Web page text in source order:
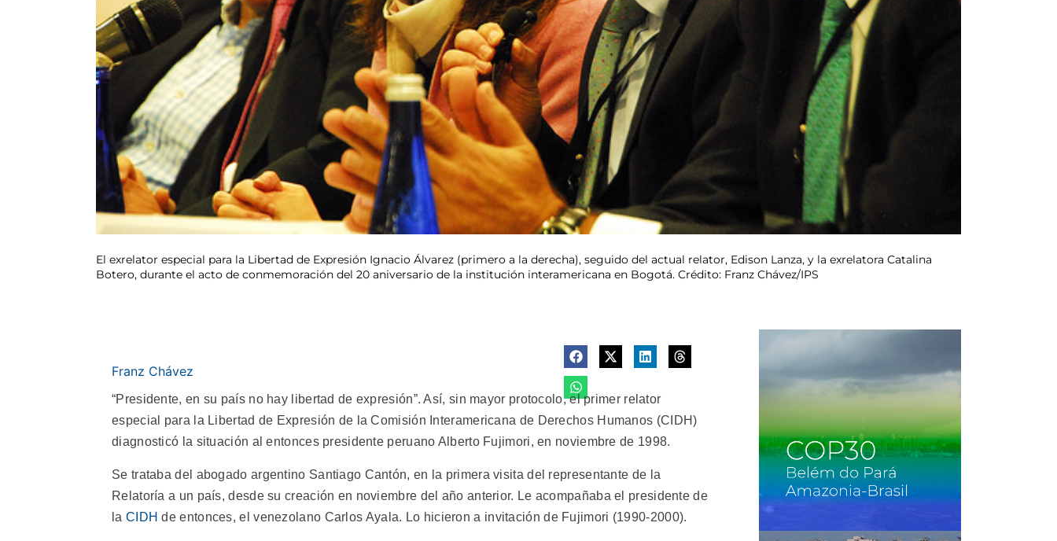
El exrelator especial para la Libertad de Expresión Ignacio Álvarez (primero a la derecha), seguido del actual relator, Edison Lanza, y la exrelatora Catalina
Botero, durante el acto de conmemoración del 20 aniversario de la institución interamericana en Bogotá. Crédito: Franz Chávez/IPS
Franz Chávez
“Presidente, en su país no hay libertad de expresión”. Así, sin mayor protocolo, el primer relator
especial para la Libertad de Expresión de la Comisión Interamericana de Derechos Humanos (CIDH)
diagnosticó la situación al entonces presidente peruano Alberto Fujimori, en noviembre de 1998.
Se trataba del abogado argentino Santiago Cantón, en la primera visita del representante de la
Relatoría a un país, desde su creación en noviembre del año anterior. Le acompañaba el presidente de
la CIDH de entonces, el venezolano Carlos Ayala. Lo hicieron a invitación de Fujimori (1990-2000).